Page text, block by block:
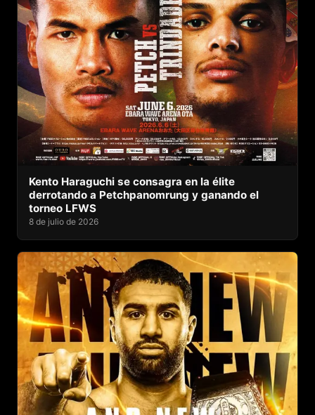
Kento Haraguchi se consagra en la élite
derrotando a Petchpanomrung y ganando el
torneo LFWS
8 de julio de 2026